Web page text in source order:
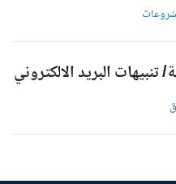
البريد الالكتروني